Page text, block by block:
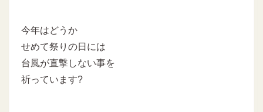
今年はどうか
せめて祭りの日には
台風が直撃しない事を
祈っています?